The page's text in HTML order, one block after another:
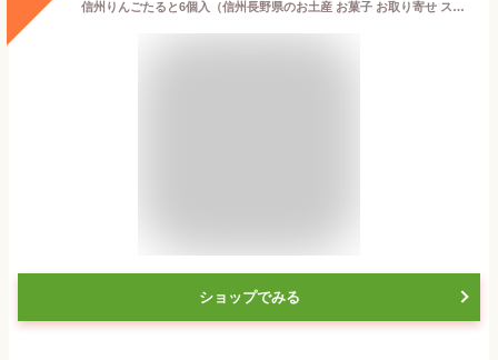
信州りんごたると6個入（信州長野県のお土産 お菓子 お取り寄せ スイーツ おみやげ 林檎ケーキ 洋菓子 タルト 長野土産 長野お土産 通販）
ショップでみる